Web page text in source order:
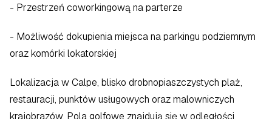
- Przestrzeń coworkingową na parterze
- Możliwość dokupienia miejsca na parkingu podziemnym
oraz komórki lokatorskiej
Lokalizacja w Calpe, blisko drobnopiaszczystych plaż,
restauracji, punktów usługowych oraz malowniczych
krajobrazów. Pola golfowe znajdują się w odległości